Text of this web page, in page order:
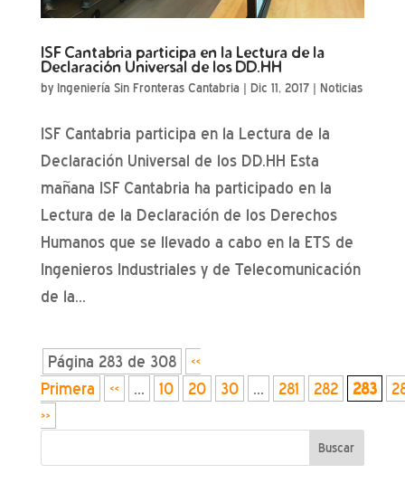
ISF Cantabria participa en la Lectura de la
Declaración Universal de los DD.HH
by Ingeniería Sin Fronteras Cantabria | Dic 11, 2017| Noticias
ISF Cantabria participa en la Lectura de la
Declaración Universal de los DD.HH Esta
mañana ISF Cantabria ha participado en la
Lectura de la Declaración de los Derechos
Humanos que se llevado a cabo en la ETS de
Ingenieros Industriales y de Telecomunicación
de la...
Página 283 de 308
«
Primera
« ... 10 20 30 ... 281 282 283
»